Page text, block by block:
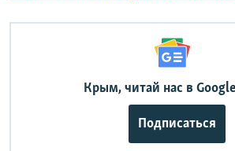
Крым, читай нас в
Подписаться